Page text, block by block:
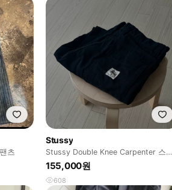
츠
Stussy
Stussy Double Knee Carpenter 스투
시 더블니 카펜터
155,000원
608